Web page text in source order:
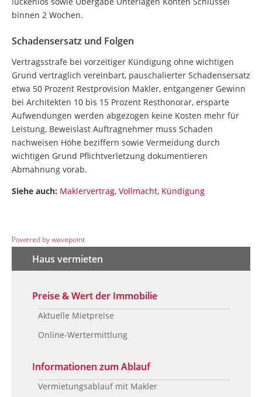
binnen 2 Wochen.
Schadensersatz und Folgen
Vertragsstrafe bei vorzeitiger Kündigung ohne wichtigen
Grund vertraglich vereinbart, pauschalierter Schadensersatz
etwa 50 Prozent Restprovision Makler, entgangener Gewinn
bei Architekten 10 bis 15 Prozent Resthonorar, ersparte
Aufwendungen werden abgezogen keine Kosten mehr für
Leistung, Beweislast Auftragnehmer muss Schaden
nachweisen Höhe beziffern sowie Vermeidung durch
wichtigen Grund Pflichtverletzung dokumentieren
Abmahnung vorab.
Siehe auch: Maklervertrag, Vollmacht, Kündigung
Powered by wavepoint
Haus vermieten
Preise & Wert der Immobilie
Aktuelle Mietpreise
Online-Wertermittlung
Informationen zum Ablauf
Vermietungsablauf mit Makler